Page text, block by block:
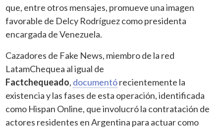
que, entre otros mensajes, promueve una imagen
favorable de Delcy Rodríguez como presidenta
encargada de Venezuela.
Cazadores de Fake News, miembro de la red
LatamChequea al igual de
Factchequeado, documentórecientemente la
existencia y las fases de esta operación, identificada
como Hispan Online, que involucró la contratación de
actores residentes en Argentina para actuar como